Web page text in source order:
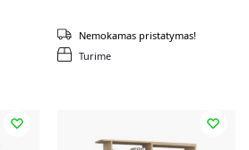
Turime
Nemokamas pristatymas!